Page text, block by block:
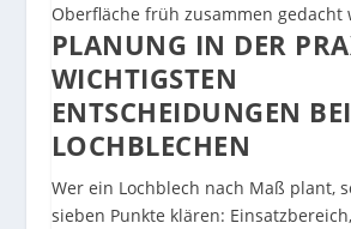
Oberfläche früh zusammen gedacht
PLANUNG IN DER
WICHTIGSTEN
ENTSCHEIDUNGEN BEI
LOCHBLECHEN
Wer ein Lochblech nach Maß plant,
sieben Punkte klären: